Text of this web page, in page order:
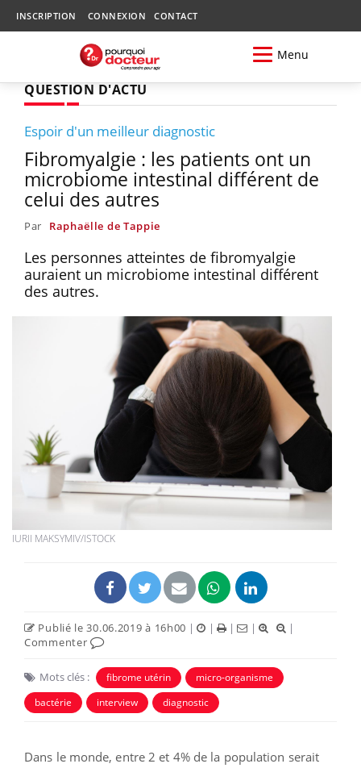
INSCRIPTION CONNEXION CONTACT
Menu
QUESTION D'ACTU
Espoir d'un meilleur diagnostic
Fibromyalgie : les patients ont un
microbiome intestinal différent de
celui des autres
Par Raphaëlle de Tappie
Les personnes atteintes de fibromyalgie
auraient un microbiome intestinal différent
des autres.
IURII MAKSYMIV/ISTOCK
Publié le 30.06.2019 à 16h00 | | | |
|
Commenter
Mots clés : fibrome utérin
micro-organisme
bactérie
interview diagnostic
Dans le monde, entre 2 et 4% de la population serait